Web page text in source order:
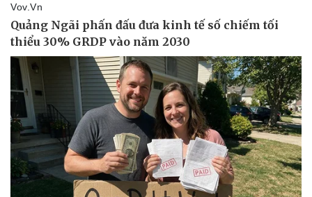
Doanh nghiệp
Thông tin doanh nghiệp
Doanh nghiệp 24h
Doanh nhân
Vì cộng đồng
Công nghệ
Sành điệu
Tin Công nghệ
Trải nghiệm
Chuyển đổi số